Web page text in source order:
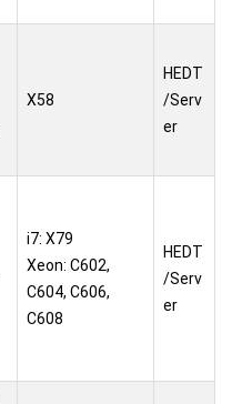
X58
HEDT
/Serv
er
i7: X79
Xeon: C602,
C604, C606,
C608
HEDT
/Serv
er